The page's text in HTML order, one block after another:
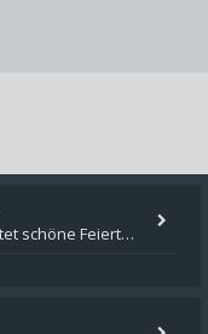
Hallo zusammen, ich hoffe Ihr hattet schöne Feiertage und kommt auch gut ins neue Jahr. Ich schreibe hier kurz zur Infor